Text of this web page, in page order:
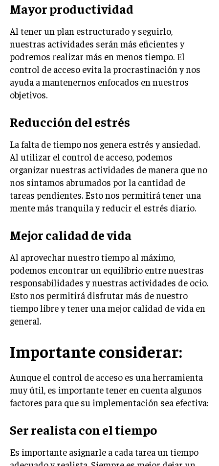
Mayor productividad
Al tener un plan estructurado y seguirlo,
nuestras actividades serán más eficientes y
podremos realizar más en menos tiempo. El
control de acceso evita la procrastinación y nos
ayuda a mantenernos enfocados en nuestros
objetivos.
Reducción del estrés
La falta de tiempo nos genera estrés y ansiedad.
Al utilizar el control de acceso, podemos
organizar nuestras actividades de manera que no
nos sintamos abrumados por la cantidad de
tareas pendientes. Esto nos permitirá tener una
mente más tranquila y reducir el estrés diario.
Mejor calidad de vida
Al aprovechar nuestro tiempo al máximo,
podemos encontrar un equilibrio entre nuestras
responsabilidades y nuestras actividades de ocio.
Esto nos permitirá disfrutar más de nuestro
tiempo libre y tener una mejor calidad de vida en
general.
Importante considerar:
Aunque el control de acceso es una herramienta
muy útil, es importante tener en cuenta algunos
factores para que su implementación sea efectiva:
Ser realista con el tiempo
Es importante asignarle a cada tarea un tiempo